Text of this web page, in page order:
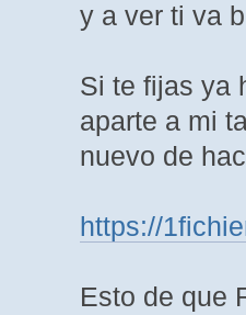
y a ver ti va
Si te fijas ya
aparte a mi
nuevo de
https://
Esto de que